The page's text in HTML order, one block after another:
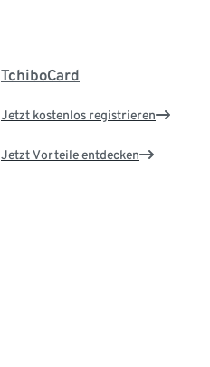
TchiboCard
Jetzt kostenlos registrieren
Jetzt Vorteile entdecken